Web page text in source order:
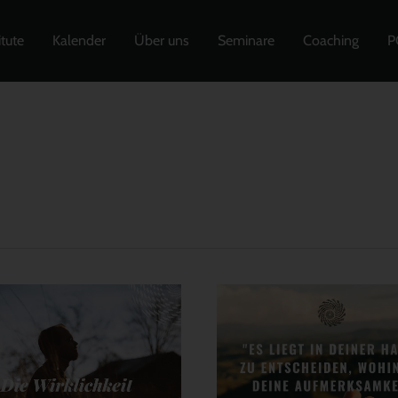
Kalender Über uns Seminare Coaching
liegt
in